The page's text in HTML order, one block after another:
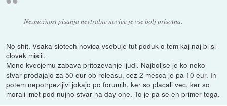
Nezmožnost pisanja nevtralne novice je vse bolj prisotna.
No shit. Vsaka slotech novica vsebuje tut poduk o tem kaj naj bi si
clovek mislil.
Mene kvecjemu zabava pritozevanje ljudi. Najboljse je ko neko
stvar prodajajo za 50 eur ob releasu, cez 2 mesca je pa 10 eur. In
potem nepotrpezljivi jokajo po forumih, ker so placali vec, ker so
morali imet pod nujno stvar na day one. To je pa se en primer tega.